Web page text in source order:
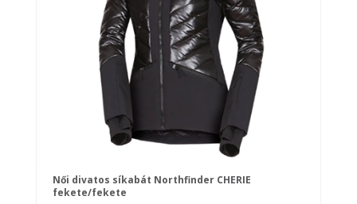
Női divatos síkabát Northfinder CHERIE
fekete/fekete